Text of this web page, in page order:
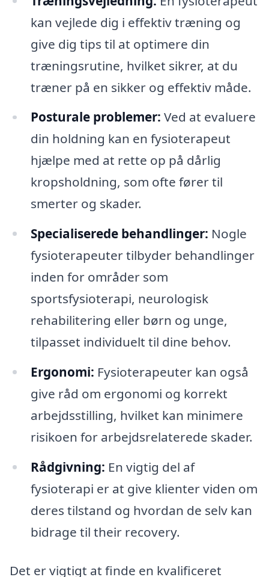
kan vejlede dig i effektiv træning og
give dig tips til at optimere din
træningsrutine, hvilket sikrer, at du
træner på en sikker og effektiv måde.
Posturale problemer: Ved at evaluere
din holdning kan en fysioterapeut
hjælpe med at rette op på dårlig
kropsholdning, som ofte fører til
smerter og skader.
Specialiserede behandlinger: Nogle
fysioterapeuter tilbyder behandlinger
inden for områder som
sportsfysioterapi, neurologisk
rehabilitering eller børn og unge,
tilpasset individuelt til dine behov.
Ergonomi: Fysioterapeuter kan også
give råd om ergonomi og korrekt
arbejdsstilling, hvilket kan minimere
risikoen for arbejdsrelaterede skader.
Rådgivning: En vigtig del af
fysioterapi er at give klienter viden om
deres tilstand og hvordan de selv kan
bidrage til their recovery.
Det er vigtigt at finde en kvalificeret